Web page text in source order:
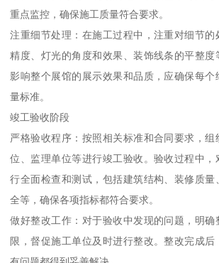
重点监控，确保施工质量符合要求。
注重细节处理：在施工过程中，注重对细节的
精度、灯光的角度和效果、装饰线条的平整度
影响整个展馆的展示效果和品质，应确保每个
量标准。
竣工验收阶段
严格验收程序：按照相关标准和合同要求，
位、监理单位等进行竣工验收。验收过程中，
行全面检查和测试，包括建筑结构、装修质量
全等，确保各项指标都符合要求。
做好整改工作：对于验收中发现的问题，明确
限，督促施工单位及时进行整改。整改完成